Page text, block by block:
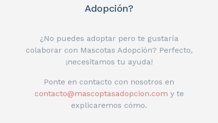
Adopción?
¿No puedes adoptar pero te gustaría
colaborar con Mascotas Adopción? Perfecto,
¡necesitamos tu ayuda!
Ponte en contacto con nosotros en
contacto@mascoptasadopcion.com y te
explicaremos cómo.